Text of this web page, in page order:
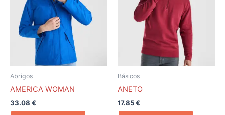
Abrigos
AMERICA WOMAN
33.08 €
Básicos
ANETO
17.85€